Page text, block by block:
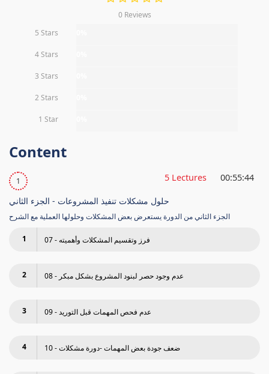
0 Reviews
5 Stars
4 Stars
3 Stars
2 Stars
1 Star
Content
1 5 Lectures 00:55:44
حلول مشكلات تنفيذ المشروعات - الجزء الثاني
الجزء الثاني من الدورة يستعرض بعض المشكلات وحلولها العملية مع الشرح
1 07 - فرز وتقسيم المشكلات وأهميته
2 08 - عدم وجود حصر لبنود المشروع بشكل مبكر
3 09 - عدم فحص المھمات قبل التوريد
4 10 - ضعف جودة بعض المھمات -دورة مشكلات